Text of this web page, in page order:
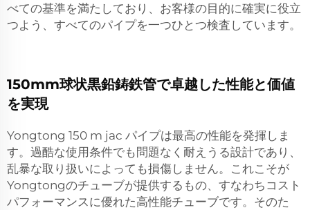
べての基準を満たしており、お客様の目的に確実に役立
つよう、すべてのパイプを一つひとつ検査しています。
150mm球状黒鉛鋳鉄管で卓越した性能と価値
を実現
Yongtong 150 m jac パイプは最高の性能を発揮しま
す。過酷な使用条件でも問題なく耐えうる設計であり、
乱暴な取り扱いによっても損傷しません。これこそが
Yongtongのチューブが提供するもの、すなわちコスト
パフォーマンスに優れた高性能チューブです。そのた